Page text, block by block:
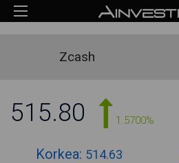
Zcash
515.80 1.5700%
Korkea: 514.63